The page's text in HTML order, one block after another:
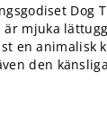
Dog
är mjuka
en animalisk
den